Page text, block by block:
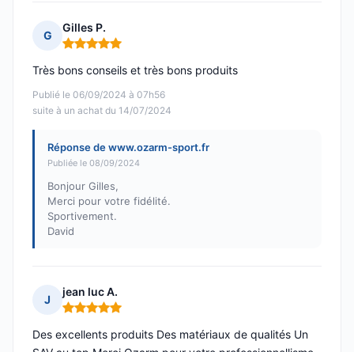
G
Gilles P.
Note : 5 sur 5
Publié le 06/09/2024 à 07h56
suite à un achat du 14/07/2024
Très bons conseils et très bons produits
Réponse de www.ozarm-sport.fr
Publiée le 08/09/2024
Bonjour Gilles,
Merci pour votre fidélité.
Sportivement.
David
J
jean luc A.
Note : 5 sur 5
Des excellents produits Des matériaux de qualités Un